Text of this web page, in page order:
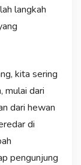
langkah
kita sering
mulai dari
dari hewan
di
pengunjung